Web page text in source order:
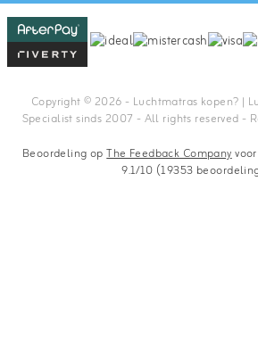
Copyright © 2026 - Luchtmatras kopen? |
Specialist sinds 2007 - All rights reserved -
Beoordeling opThe Feedback Company
9.1/10 (19353